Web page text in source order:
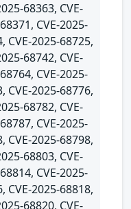
68363, CVE-
CVE-2025-
CVE-2025-68725,
68742, CVE-
CVE-2025-
CVE-2025-68776,
68782, CVE-
CVE-2025-
CVE-2025-68798,
68803, CVE-
CVE-2025-
CVE-2025-68818,
68820, CVE-